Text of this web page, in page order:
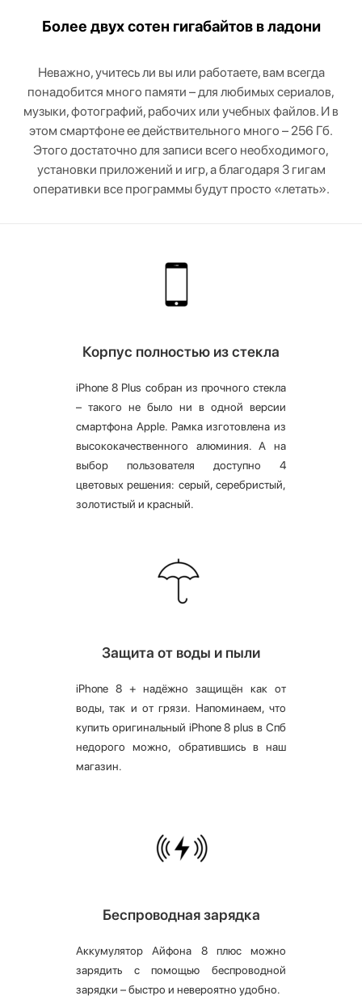
Более двух сотен гигабайтов в ладони
Неважно, учитесь ли вы или работаете, вам всегда
понадобится много памяти – для любимых сериалов,
музыки, фотографий, рабочих или учебных файлов. И в
этом смартфоне ее действительного много – 256 Гб.
Этого достаточно для записи всего необходимого,
установки приложений и игр, а благодаря 3 гигам
оперативки все программы будут просто «летать».
Корпус полностью из стекла
iPhone 8 Plus собран из прочного стекла
– такого не было ни в одной версии
смартфона Apple. Рамка изготовлена из
высококачественного алюминия. А на
выбор пользователя доступно 4
цветовых решения: серый, серебристый,
золотистый и красный.
Защита от воды и пыли
iPhone 8 + надёжно защищён как от
воды, так и от грязи. Напоминаем, что
купить оригинальный iPhone 8 plus в Спб
недорого можно, обратившись в наш
магазин.
Беспроводная зарядка
Аккумулятор Айфона 8 плюс можно
зарядить с помощью беспроводной
зарядки – быстро и невероятно удобно.